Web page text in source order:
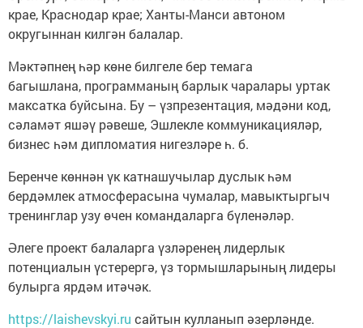
крае, Краснодар крае; Ханты-Манси автоном
округыннан килгән балалар.
Мәктәпнең һәр көне билгеле бер темага
багышлана, программаның барлык чаралары уртак
максатка буйсына. Бу – үзпрезентация, мәдәни код,
сәламәт яшәү рәвеше, Эшлекле коммуникацияләр,
бизнес һәм дипломатия нигезләре һ. б.
Беренче көннән үк катнашучылар дуслык һәм
бердәмлек атмосферасына чумалар, мавыктыргыч
тренинглар узу өчен командаларга бүленәләр.
Әлеге проект балаларга үзләренең лидерлык
потенциалын үстерергә, үз тормышларының лидеры
булырга ярдәм итәчәк.
https://laishevskyi.ru сайтын кулланып әзерләнде.